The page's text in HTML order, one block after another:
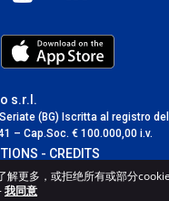
s.r.l.
(BG) Iscritta al registro
– Cap.Soc. € 100.000,00 i.v.
- CREDITS
多，或拒绝所有或部分
我同意